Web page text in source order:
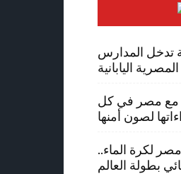
تدخل المدارس
المصرية اليابانية
مع مصر في كل
لصون أمنها
لكرة الماء..
بطولة العالم